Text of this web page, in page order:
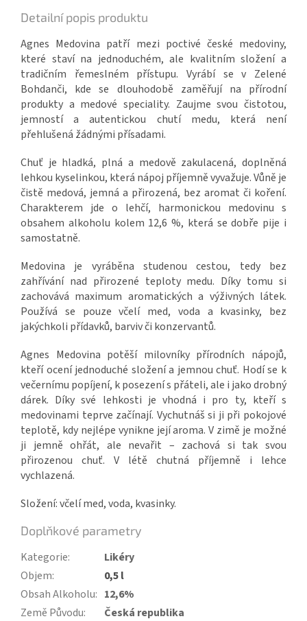
Detailní popis produktu
Agnes Medovina patří mezi poctivé české medoviny,
které staví na jednoduchém, ale kvalitním složení a
tradičním řemeslném přístupu. Vyrábí se v Zelené
Bohdanči, kde se dlouhodobě zaměřují na přírodní
produkty a medové speciality. Zaujme svou čistotou,
jemností a autentickou chutí medu, která není
přehlušená žádnými přísadami.
Chuť je hladká, plná a medově zakulacená, doplněná
lehkou kyselinkou, která nápoj příjemně vyvažuje. Vůně je
čistě medová, jemná a přirozená, bez aromat či koření.
Charakterem jde o lehčí, harmonickou medovinu s
obsahem alkoholu kolem 12,6 %, která se dobře pije i
samostatně.
Medovina je vyráběna studenou cestou, tedy bez
zahřívání nad přirozené teploty medu. Díky tomu si
zachovává maximum aromatických a výživných látek.
Používá se pouze včelí med, voda a kvasinky, bez
jakýchkoli přídavků, barviv či konzervantů.
Agnes Medovina potěší milovníky přírodních nápojů,
kteří ocení jednoduché složení a jemnou chuť. Hodí se k
večernímu popíjení, k posezení s přáteli, ale i jako drobný
dárek. Díky své lehkosti je vhodná i pro ty, kteří s
medovinami teprve začínají. Vychutnáš si ji při pokojové
teplotě, kdy nejlépe vynikne její aroma. V zimě je možné
ji jemně ohřát, ale nevařit – zachová si tak svou
přirozenou chuť. V létě chutná příjemně i lehce
vychlazená.
Složení: včelí med, voda, kvasinky.
Doplňkové parametry
Kategorie:
Likéry
Objem:
0,5 l
Obsah Alkoholu: 12,6%
Země Původu: Česká republika